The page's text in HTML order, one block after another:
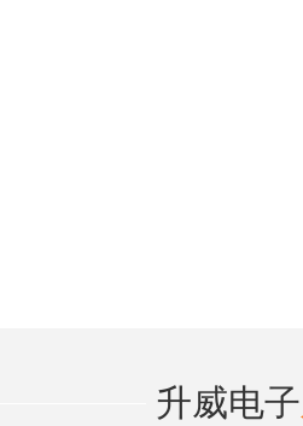
升威电子